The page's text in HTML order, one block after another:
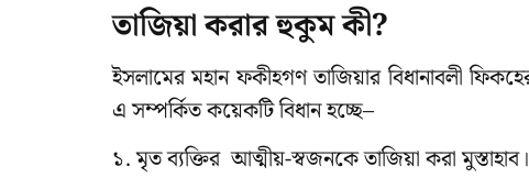
তাজিয়া করার হুকুম কী?
ইসলামের মহান ফকীহগণ তাজিয়ার বিধানাবলী
এ সম্পর্কিত কয়েকটি বিধান হচ্ছে–
১. মৃত ব্যক্তির আত্মীয়-স্বজনকে তাজিয়া করা মুস্তাহাব।